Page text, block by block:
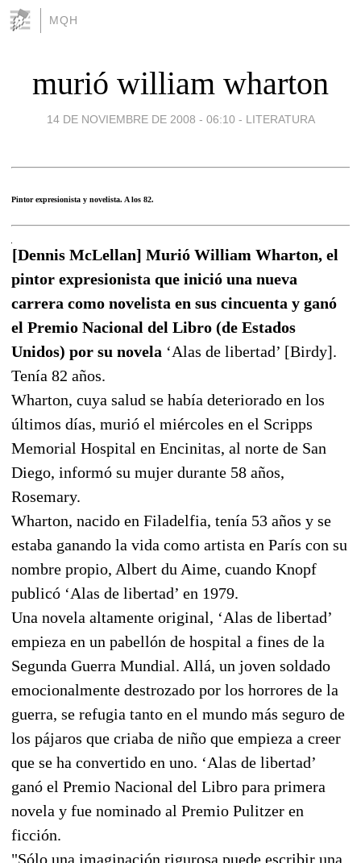
MQH
murió william wharton
14 DE NOVIEMBRE DE 2008 - 06:10 - LITERATURA
Pintor expresionista y novelista. A los 82.
[Dennis McLellan] Murió William Wharton, el
pintor expresionista que inició una nueva
carrera como novelista en sus cincuenta y ganó
el Premio Nacional del Libro (de Estados
Unidos) por su novela ‘Alas de libertad’ [Birdy].
Tenía 82 años.
Wharton, cuya salud se había deteriorado en los
últimos días, murió el miércoles en el Scripps
Memorial Hospital en Encinitas, al norte de San
Diego, informó su mujer durante 58 años,
Rosemary.
Wharton, nacido en Filadelfia, tenía 53 años y se
estaba ganando la vida como artista en París con su
nombre propio, Albert du Aime, cuando Knopf
publicó ‘Alas de libertad’ en 1979.
Una novela altamente original, ‘Alas de libertad’
empieza en un pabellón de hospital a fines de la
Segunda Guerra Mundial. Allá, un joven soldado
emocionalmente destrozado por los horrores de la
guerra, se refugia tanto en el mundo más seguro de
los pájaros que criaba de niño que empieza a creer
que se ha convertido en uno. ‘Alas de libertad’
ganó el Premio Nacional del Libro para primera
novela y fue nominado al Premio Pulitzer en
ficción.
"Sólo una imaginación rigurosa puede escribir una